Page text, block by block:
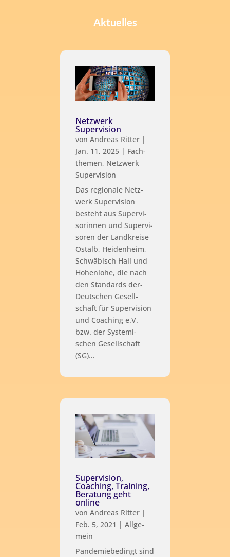
Aktuelles
Netzwerk
Supervision
vonAndreas Ritter |
Jan. 11, 2025 | Fach­
the­men, Netz­werk
Supervision
Das regio­na­le Netz­
werk Super­vi­si­on
besteht aus Super­vi­
so­rin­nen und Super­vi­
so­ren der Land­krei­se
Ost­alb, Hei­den­heim,
Schwä­bisch Hall und
Hohen­lo­he, die nach
den Stan­dards der­
Deut­schen Gesell­
schaft für Super­vi­si­on
und Coa­ching e.V.
bzw. der Sys­te­mi­
schen Gesell­schaft
(SG)…
Supervision,
Coaching, Training,
Beratung geht
online
vonAndreas Ritter |
Feb. 5, 2021 |All­ge­
mein
Pan­de­mie­be­dingt sind